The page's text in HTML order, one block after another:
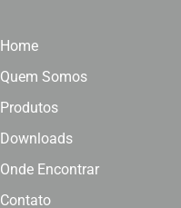
Home
Quem Somos
Produtos
Downloads
Onde Encontrar
Contato